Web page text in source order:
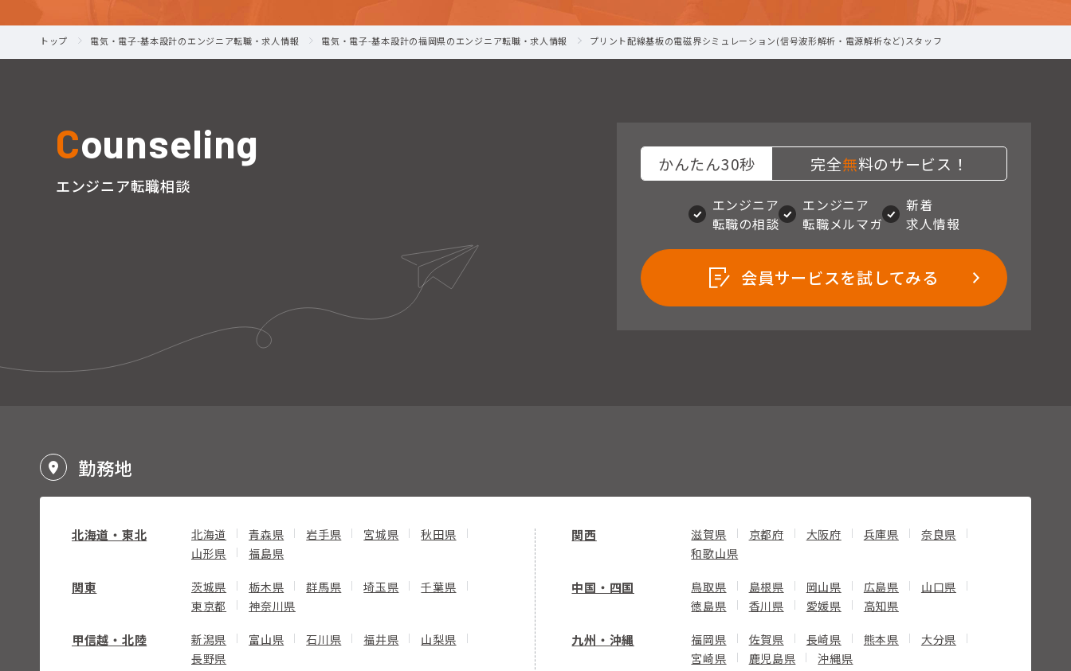
トップ 電気・電子-基本設計のエンジニア転職・求人情報 電気・電子-基本設計の福岡県のエンジニア転職・求人情報 プリント配線基板の電磁界シミュレーション(信号波形解析・電源解析など)スタッフ
Counseling
エンジニア転職相談
かんたん30秒 完全無料のサービス！
エンジニア
転職の相談
エンジニア
転職メルマガ
新着
求人情報
会員サービスを試してみる
勤務地
北海道・東北 北海道 青森県 岩手県 宮城県
秋田県
山形県
福島県
関東 茨城県 栃木県 群馬県 埼玉県
千葉県
東京都
神奈川県
甲信越・北陸 新潟県 富山県 石川県 福井県
山梨県
長野県
関西 滋賀県 京都府 大阪府 兵庫県
奈良県
和歌山県
中国・四国 鳥取県 島根県 岡山県 広島県
山口県
徳島県
香川県 愛媛県 高知県
九州・沖縄 福岡県 佐賀県 長崎県 熊本県
大分県
宮崎県
鹿児島県 沖縄県